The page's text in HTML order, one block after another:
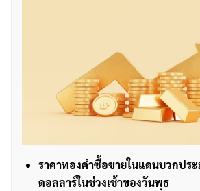
ราคาทองคำซื้อขายในแดนบวกปร
ดอลลาร์ในช่วงเช้าของวันพุธ